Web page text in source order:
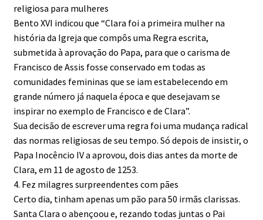
religiosa para mulheres
Bento XVI indicou que “Clara foi a primeira mulher na
história da Igreja que compôs uma Regra escrita,
submetida à aprovação do Papa, para que o carisma de
Francisco de Assis fosse conservado em todas as
comunidades femininas que se iam estabelecendo em
grande número já naquela época e que desejavam se
inspirar no exemplo de Francisco e de Clara”.
Sua decisão de escrever uma regra foi uma mudança radical
das normas religiosas de seu tempo. Só depois de insistir, o
Papa Inocêncio IV a aprovou, dois dias antes da morte de
Clara, em 11 de agosto de 1253.
4. Fez milagres surpreendentes com pães
Certo dia, tinham apenas um pão para 50 irmãs clarissas.
Santa Clara o abençoou e, rezando todas juntas o Pai